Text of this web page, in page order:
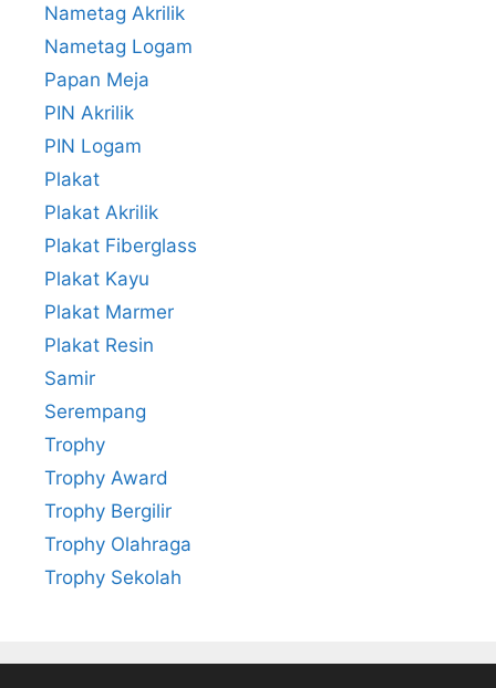
Nametag Akrilik
Nametag Logam
Papan Meja
PIN Akrilik
PIN Logam
Plakat
Plakat Akrilik
Plakat Fiberglass
Plakat Kayu
Plakat Marmer
Plakat Resin
Samir
Serempang
Trophy
Trophy Award
Trophy Bergilir
Trophy Olahraga
Trophy Sekolah